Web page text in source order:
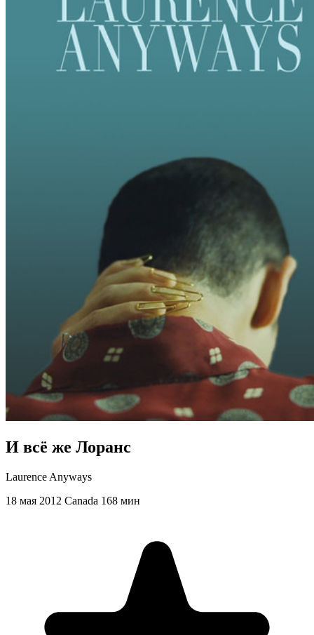
И всё же Лоранс
Laurence Anyways
18 мая 2012 Canada 168 мин